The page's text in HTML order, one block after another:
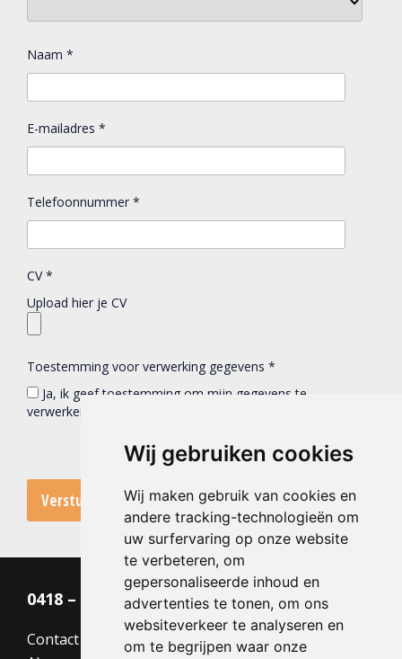
Wij gebruiken cookies
Wij maken gebruik van cookies en
andere tracking-technologieën om
uw surfervaring op onze website
te verbeteren, om
gepersonaliseerde inhoud en
advertenties te tonen, om ons
websiteverkeer te analyseren en
om te begrijpen waar onze
Naam *
E-mailadres *
Telefoonnummer *
CV*
Upload hier je CV
Toestemming voor verwerking gegevens *
Ja, ik geef toestemming om mijn gegevens te
verwerken en op te slaan
0418 – 55 22 21
Contact